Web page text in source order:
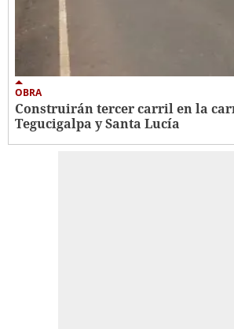
OBRA
Construirán tercer carril en la
Tegucigalpa y Santa Lucía